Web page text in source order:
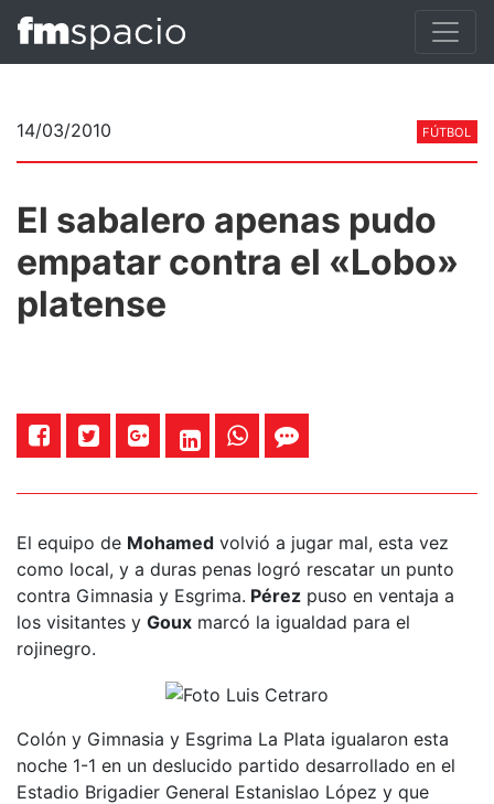
14/03/2010 FÚTBOL
El sabalero apenas pudo
empatar contra el «Lobo»
platense
El equipo de Mohamed volvió a jugar mal, esta vez
como local, y a duras penas logró rescatar un punto
contra Gimnasia y Esgrima. Pérez puso en ventaja a
los visitantes y Goux marcó la igualdad para el
rojinegro.
Colón y Gimnasia y Esgrima La Plata igualaron esta
noche 1-1 en un deslucido partido desarrollado en el
Estadio Brigadier General Estanislao López y que